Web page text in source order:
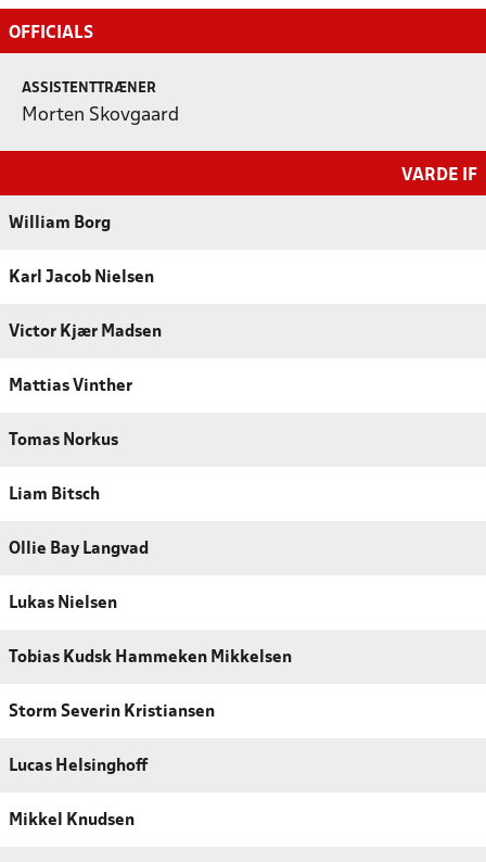
OFFICIALS
ASSISTENTTRÆNER
Morten Skovgaard
VARDE IF
William Borg
Karl Jacob Nielsen
Victor Kjær Madsen
Mattias Vinther
Tomas Norkus
Liam Bitsch
Ollie Bay Langvad
Lukas Nielsen
Tobias Kudsk Hammeken Mikkelsen
Storm Severin Kristiansen
Lucas Helsinghoff
Mikkel Knudsen